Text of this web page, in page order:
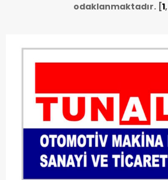
odaklanmaktadır.[1,